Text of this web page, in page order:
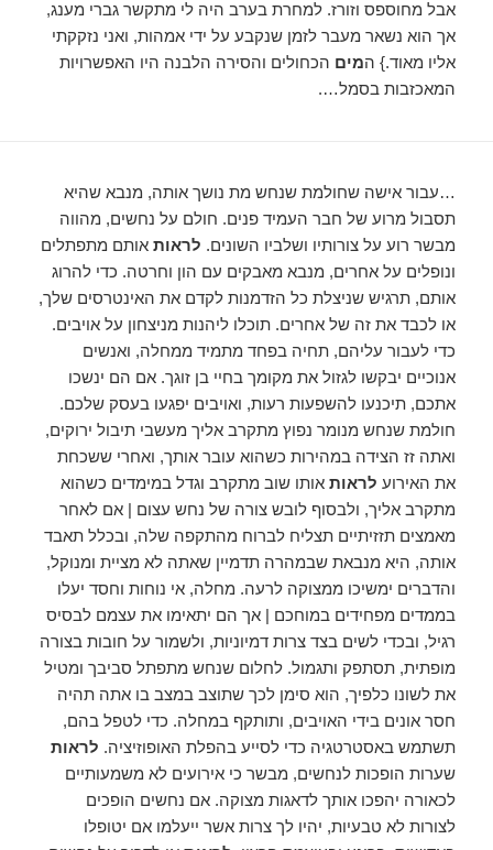
אבל מחוספס וזורז. למחרת בערב היה לי מתקשר גברי מענג,
אך הוא נשאר מעבר לזמן שנקבע על ידי אמהות, ואני נזקקתי
אליו מאוד.} המים הכחולים והסירה הלבנה היו האפשרויות
המאכזבות בסמל….
…עבור אישה שחולמת שנחש מת נושך אותה, מנבא שהיא
תסבול מרוע של חבר העמיד פנים. חולם על נחשים, מהווה
מבשר רוע על צורותיו ושלביו השונים. לראות אותם מתפתלים
ונופלים על אחרים, מנבא מאבקים עם הון וחרטה. כדי להרוג
אותם, תרגיש שניצלת כל הזדמנות לקדם את האינטרסים שלך,
או לכבד את זה של אחרים. תוכלו ליהנות מניצחון על אויבים.
כדי לעבור עליהם, תחיה בפחד מתמיד ממחלה, ואנשים
אנוכיים יבקשו לגזול את מקומך בחיי בן זוגך. אם הם ינשכו
אתכם, תיכנעו להשפעות רעות, ואויבים יפגעו בעסק שלכם.
חולמת שנחש מנומר נפוץ מתקרב אליך מעשבי תיבול ירוקים,
ואתה זז הצידה במהירות כשהוא עובר אותך, ואחרי ששכחת
את האירוע לראות אותו שוב מתקרב וגדל במימדים כשהוא
מתקרב אליך, ולבסוף לובש צורה של נחש עצום | אם לאחר
מאמצים תזזיתיים תצליח לברוח מהתקפה שלה, ובכלל תאבד
אותה, היא מנבאת שבמהרה תדמיין שאתה לא מציית ומנוקל,
והדברים ימשיכו ממצוקה לרעה. מחלה, אי נוחות וחסד יעלו
בממדים מפחידים במוחכם | אך הם יתאימו את עצמם לבסיס
רגיל, ובכדי לשים בצד צרות דמיוניות, ולשמור על חובות בצורה
מופתית, תסתפק ותגמול. לחלום שנחש מתפתל סביבך ומטיל
את לשונו כלפיך, הוא סימן לכך שתוצב במצב בו אתה תהיה
חסר אונים בידי האויבים, ותותקף במחלה. כדי לטפל בהם,
תשתמש באסטרטגיה כדי לסייע בהפלת האופוזיציה. לראות
שערות הופכות לנחשים, מבשר כי אירועים לא משמעותיים
לכאורה יהפכו אותך לדאגות מצוקה. אם נחשים הופכים
לצורות לא טבעיות, יהיו לך צרות אשר ייעלמו אם יטופלו